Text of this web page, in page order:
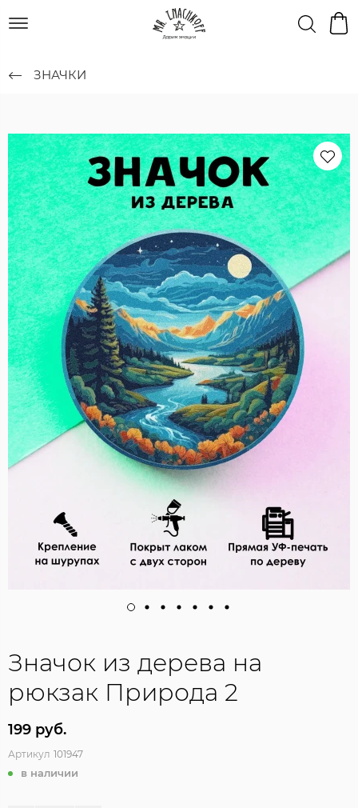
ЗНАЧКИ
Значок из дерева на
рюкзак Природа 2
199 руб.
Артикул 101947
в наличии